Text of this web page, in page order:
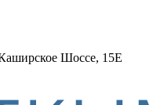
Шоссе, 15Е